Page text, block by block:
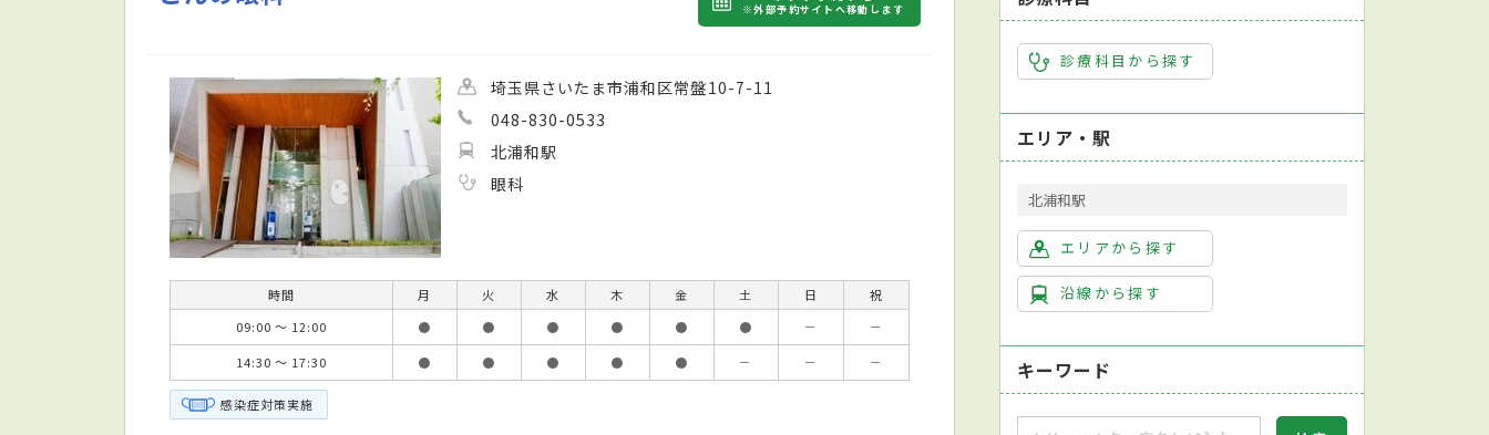
※外部予約サイトへ移動します
埼玉県さいたま市浦和区常盤10-7-11
048-830-0533
北浦和駅
眼科
時間 月 火 水 木 金 土 日
祝
09:00 ～ 12:00
● ● ● ● ● ● －
－
14:30 ～ 17:30
● ● ● ● ● － － －
感染症対策実施
診療科目から探す
エリア・駅
北浦和駅
エリアから探す
沿線から探す
キーワード